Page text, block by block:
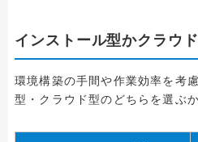
インストール型かクラウ
環境構築の手間や作業効率を考
型・クラウド型のどちらを選ぶ